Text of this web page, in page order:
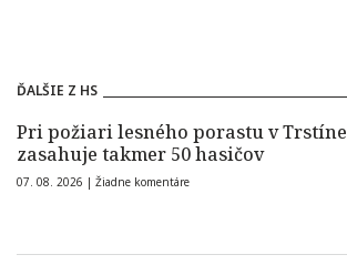
ĎALŠIE Z HS
Pri požiari lesného porastu v Trstíne
zasahuje takmer 50 hasičov
07. 08. 2026 | Žiadne komentáre